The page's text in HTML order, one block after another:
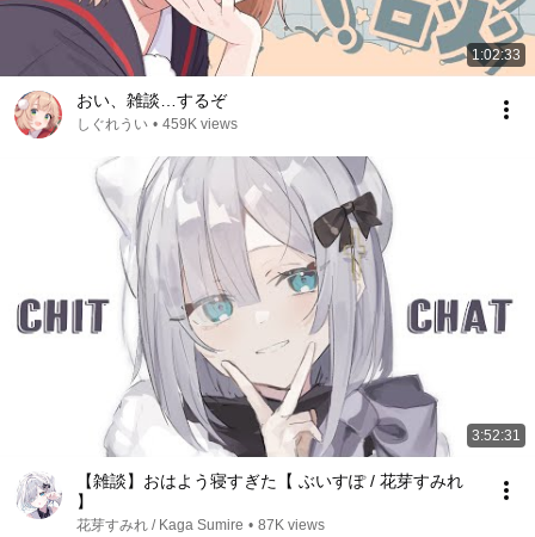
1:02:33
おい、雑談…するぞ
しぐれうい • 459K views
3:52:31
【雑談】おはよう寝すぎた【 ぶいすぽ / 花芽すみれ
】
花芽すみれ / Kaga Sumire • 87K views